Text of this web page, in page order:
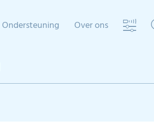
Ondersteuning Over ons